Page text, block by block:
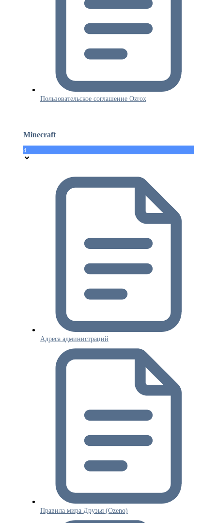
Пользовательское соглашение Ozrox
Minecraft
4
Адреса администраций
Правила мира Друзья (Ozeno)